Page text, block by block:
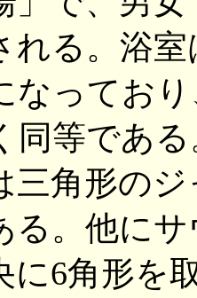
れる。浴
なってお
同等であ
三角形の
る。他に
に6角形を